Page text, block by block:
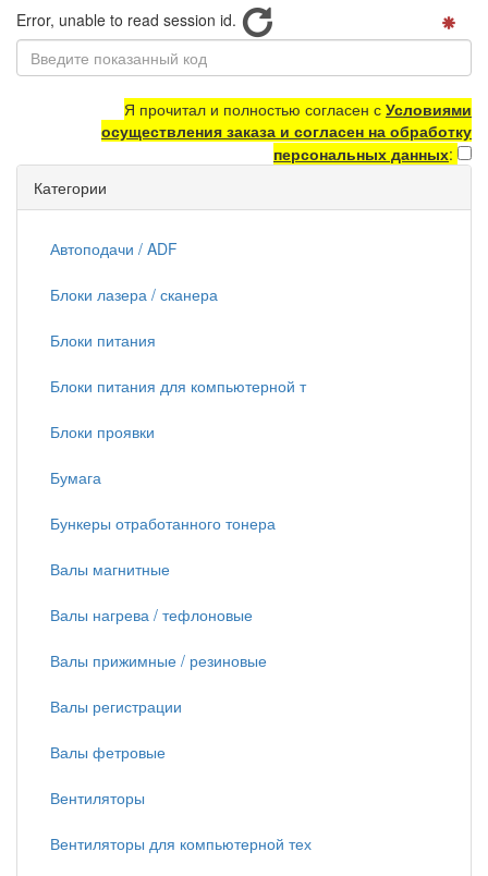
Error, unable to read session id.
Я прочитал и полностью согласен с Условиями
осуществления заказа и согласен на обработку
персональных данных:
Категории
Автоподачи / ADF
Блоки лазера / сканера
Блоки питания
Блоки питания для компьютерной т
Блоки проявки
Бумага
Бункеры отработанного тонера
Валы магнитные
Валы нагрева / тефлоновые
Валы прижимные / резиновые
Валы регистрации
Валы фетровые
Вентиляторы
Вентиляторы для компьютерной тех